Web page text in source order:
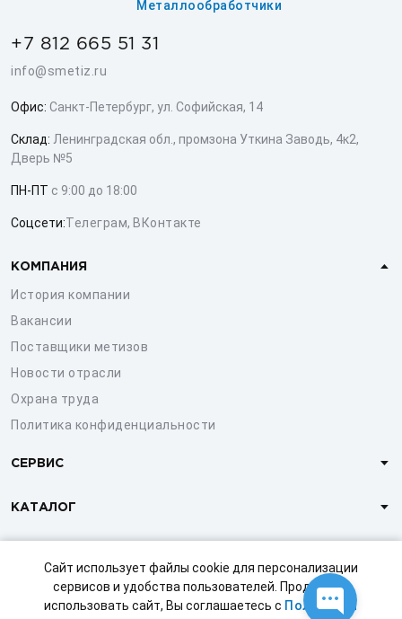
Сайт использует файлы cookie для персонализации
сервисов и удобства пользователей. Продолжая
использовать сайт, Вы соглашаетесь с Политикой
+7 812 665 51 31
info@smetiz.ru
Офис: Санкт-Петербург, ул. Софийская, 14
Склад: Ленинградская обл., промзона Уткина Заводь, 4к2,
Дверь №5
ПН-ПТ с 9:00 до 18:00
Соцсети:Телеграм, ВКонтакте
КОМПАНИЯ
История компании
Вакансии
Поставщики метизов
Новости отрасли
Охрана труда
Политика конфиденциальности
СЕРВИС
КАТАЛОГ